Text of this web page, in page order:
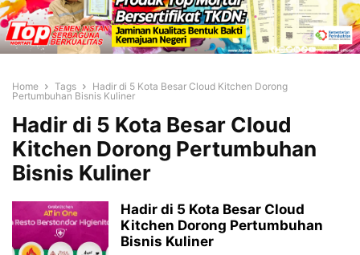
Home Tags
Hadir di 5 Kota Besar Cloud Kitchen Dorong
Pertumbuhan Bisnis Kuliner
Hadir di 5 Kota Besar Cloud
Kitchen Dorong Pertumbuhan
Bisnis Kuliner
Hadir di 5 Kota Besar Cloud
Kitchen Dorong Pertumbuhan
Bisnis Kuliner